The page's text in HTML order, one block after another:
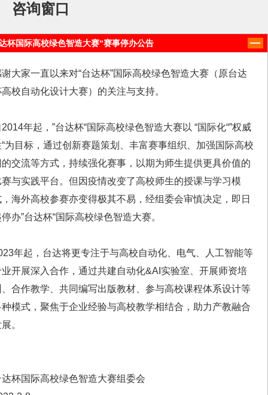
杯国际高校绿色智造大赛“赛事停办公告
大家一直以来对“台达杯”国际高校绿色智造大赛（原台达
校自动化设计大赛）的关注与支持。
年起，”台达杯“国际高校绿色智造大赛以 “国际化“”权威
“为目标，通过创新赛题策划、丰富赛事组织、加强国际高校
的交流等方式，持续强化赛事，以期为师生提供更具价值的
赛与实践平台。但因疫情改变了高校师生的授课与学习模
，海外高校参赛亦变得极其不易，经组委会审慎决定，即日
办”台达杯“国际高校绿色智造大赛。
年起，台达将更专注于与高校自动化、电气、人工智能等
业开展深入合作，通过共建自动化&AI实验室、开展师资培
、合作教学、共同编写出版教材、参与高校课程体系设计等
种模式，聚焦于企业经验与高校教学相结合，助力产教融合
。
达杯国际高校绿色智造大赛组委会
咨询窗口
组委会邮箱：
edu@ilinkiedu.com
713252967
联系人：
台达：
肖玲：189-8945-8686
智汇教育：
詹老师：186-1335-1916
微信互动